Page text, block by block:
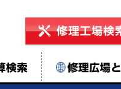
検索 修理広場と